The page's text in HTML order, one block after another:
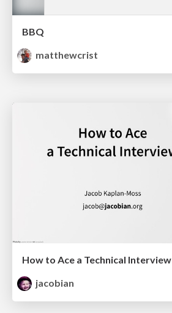
BBQ
matthewcrist
How to Ace a Technical Interview
jacobian